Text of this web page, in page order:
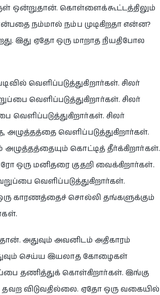
ஒன்றுதான். கொள்ளைக்கூட்டத்திலும்
நம்மால் நம்ப முடிகிறதா என்ன?
இது ஏதோ ஒரு மாறாத நியதிபோல
வெளிப்படுத்துகிறார்கள். சிலர்
வெளிப்படுத்துகிறார்கள். சிலர்
சிலர்
வெளிப்படுத்துகிறார்கள்.
கொட்டித் தீர்க்கிறார்கள்.
ஒரு மனிதரை குதறி வைக்கிறார்கள்.
வெளிப்படுத்துகிறார்கள்.
ஒரு காரணத்தைச் சொல்லி தங்களுக்கும்
அதுவும் அவனிடம் அதிகாரம்
செய்ய இயலாத கோழைகள்
தணித்துக் கொள்கிறார்கள். இங்கு
விடுவதில்லை. ஏதோ ஒரு வகையில்